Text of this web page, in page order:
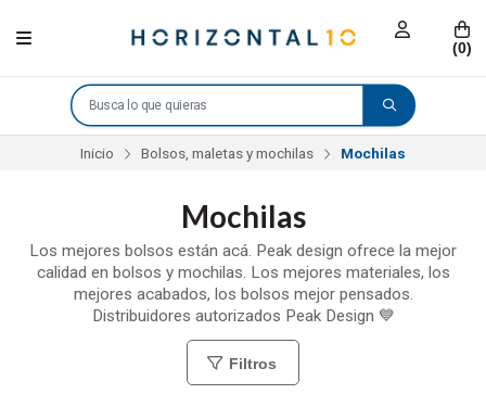
(0)
Inicio Bolsos, maletas y mochilas Mochilas
Mochilas
Los mejores bolsos están acá. Peak design ofrece la mejor
calidad en bolsos y mochilas. Los mejores materiales, los
mejores acabados, los bolsos mejor pensados.
Distribuidores autorizados Peak Design 💙
Filtros